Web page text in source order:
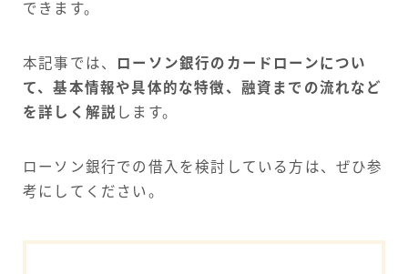
できます。
本記事では、
ローソン銀行のカードローンについ
て、基本情報や具体的な特徴、融資までの流れなど
を詳しく解説 します。
ローソン銀行での借入を検討している方は、ぜひ参
考にしてください。